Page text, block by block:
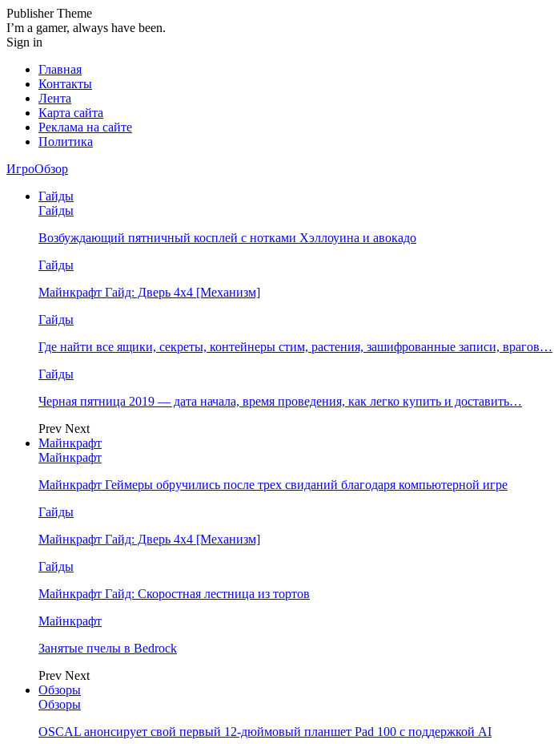
Publisher Theme
I’m a gamer, always have been.
Sign in
Главная
Контакты
Лента
Карта сайта
Реклама на сайте
Политика
ИгроОбзор
Гайды
Гайды
Возбуждающий пятничный косплей с нотками Хэллоуина и авокадо
Гайды
Майнкрафт Гайд: Дверь 4х4 [Механизм]
Гайды
Где найти все ящики, секреты, контейнеры стим, растения, зашифрованные записи, врагов…
Гайды
Черная пятница 2019 — дата начала, время проведения, как легко купить и доставить…
Prev Next
Майнкрафт
Майнкрафт
Майнкрафт Геймеры обручились после трех свиданий благодаря компьютерной игре
Гайды
Майнкрафт Гайд: Дверь 4х4 [Механизм]
Гайды
Майнкрафт Гайд: Скоростная лестница из тортов
Майнкрафт
Занятые пчелы в Bedrock
Prev Next
Обзоры
Обзоры
OSCAL анонсирует свой первый 12-дюймовый планшет Pad 100 с поддержкой AI